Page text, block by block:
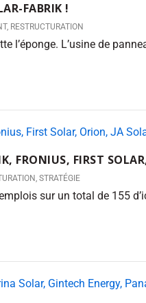
FABRIK !
, RESTRUCTURATION
l’éponge. L’usine de
FRONIUS, FIRST
,STRATÉGIE
sur un total de 155